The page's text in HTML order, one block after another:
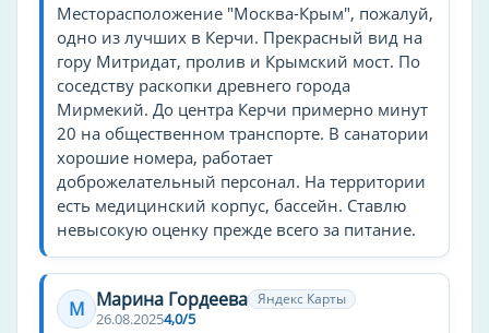
урны
Туры
пляжные
детские
для пенсионеров
Семейные услуги и дети
Батут
Тип гостиницы
Месторасположение "Москва-Крым", пожалуй,
одно из лучших в Керчи. Прекрасный вид на
гору Митридат, пролив и Крымский мост. По
соседству раскопки древнего города
Мирмекий. До центра Керчи примерно минут
20 на общественном транспорте. В санатории
хорошие номера, работает
доброжелательный персонал. На территории
есть медицинский корпус, бассейн. Ставлю
невысокую оценку прежде всего за питание.
М Марина Гордеева Яндекс Карты
26.08.20254,0/5